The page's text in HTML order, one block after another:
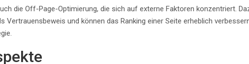
die Off-Page-Optimierung, die sich auf externe Faktoren konzentriert.
Vertrauensbeweis und können das Ranking einer Seite erheblich